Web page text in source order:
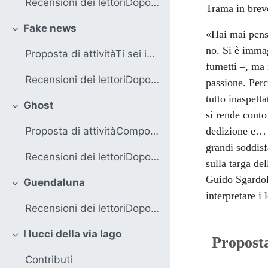
Recensioni dei lettoriDopo aver letto il libro, ti... (copia) (copia) (copia) (copia) (copia) (copia) (copia) (copia) (copia) (copia) (copia) (copia) (copia) (copia) (copia)
Minimizza
Fake news
Proposta di attivitàTi sei imbattuto in una fake n...
Recensioni dei lettoriDopo aver letto il libro, ti...
Minimizza
Ghost
Proposta di attivitàComponi una playlist dedicata ...
Recensioni dei lettoriDopo aver letto il libro, ti... (copia)
Minimizza
Guendaluna
Recensioni dei lettoriDopo aver letto il libro, ti... (copia) (copia)
Minimizza
I lucci della via lago
Contributi
Trama in
«Hai mai
no. Si è
fumetti –, ma
passione.
tutto
si rende
dedizione e…
grandi
sulla targa
Guido
interpretare i